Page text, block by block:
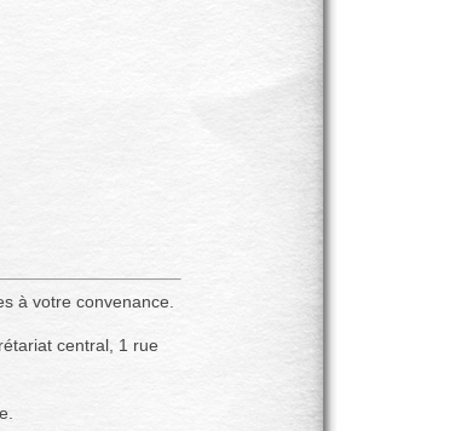
à votre convenance.
central, 1 rue